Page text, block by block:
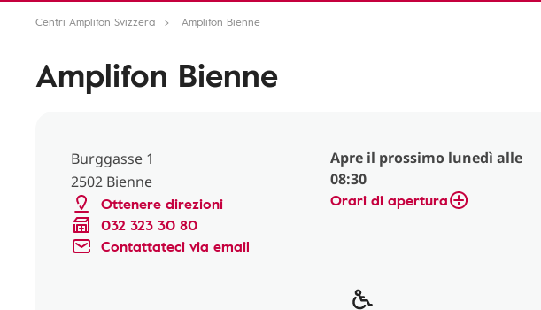
Centri Amplifon Svizzera Amplifon Bienne
Amplifon Bienne
Burggasse 1
2502 Bienne
Ottenere direzioni
032 323 30 80
Contattateci via email
Apre il prossimo lunedì alle
08:30
Orari di apertura